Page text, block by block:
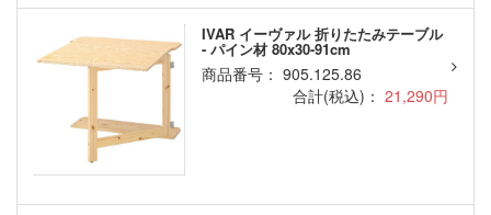
IVAR イーヴァル 折りたたみテーブル
- パイン材 80x30-91cm
商品番号： 905.125.86
合計(税込)： 21,290円